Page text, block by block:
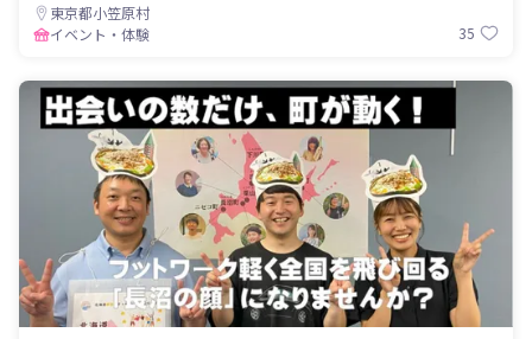
東京都小笠原村
イベント・体験
35